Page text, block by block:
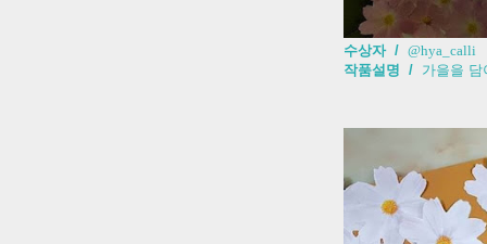
수상자 / @hya_calli
작품설명 / 가을을 담